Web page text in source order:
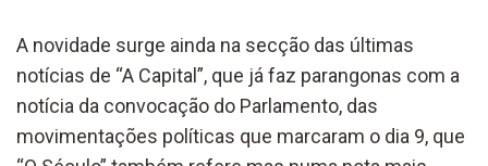
A novidade surge ainda na secção das últimas
notícias de “A Capital”, que já faz parangonas com a
notícia da convocação do Parlamento, das
movimentações políticas que marcaram o dia 9, que